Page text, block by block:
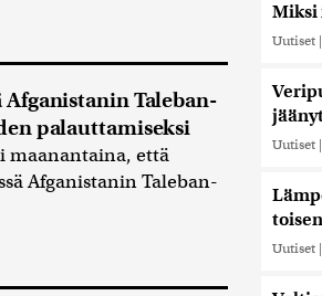
Afganistanin Taleban-
palauttamiseksi
maanantaina, että
Afganistanin Taleban-
Miksi
Uutiset |
Uutiset |
Uutiset |